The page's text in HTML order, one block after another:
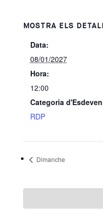
MOSTRA ELS
Data:
08/01/2027
Hora:
12:00
Categoria
RDP
Dimanche